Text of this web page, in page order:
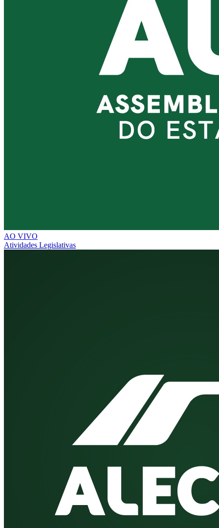
AO VIVO
Atividades Legislativas